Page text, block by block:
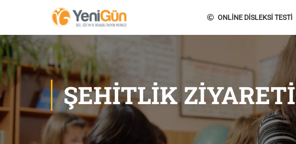
ONLİNE DİSLEKSİ TESTİ
ŞEHITLIK ZIYARETI